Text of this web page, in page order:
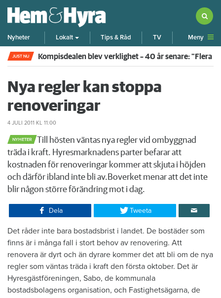
Nyheter Lokalt Tips & Råd TV Meny
JUST NU Kompisdealen blev verklighet – 40 år senare: "Flera
Nya regler kan stoppa
renoveringar
4 JULI 2011 KL 11:00
NYHETER
​Till hösten väntas nya regler vid ombyggnad
träda i kraft. Hyresmarknadens parter befarar att
kostnaden för renoveringar kommer att skjuta i höjden
och därför ibland inte bli av.Boverket menar att det inte
blir någon större förändring mot i dag.
Dela Tweeta
​Det råder inte bara bostadsbrist i landet. De bostäder som
finns är i många fall i stort behov av renovering. Att
renovera är dyrt och än dyrare kommer det att bli om de nya
regler som väntas träda i kraft den första oktober. Det är
Hyresgästföreningen, Sabo, de kommunala
bostadsbolagens organisation, och Fastighetsägarna, de